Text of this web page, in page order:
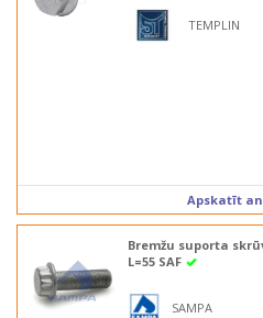
TEMPLIN
Apskatīt
Bremžu suporta
L=55 SAF
SAMPA